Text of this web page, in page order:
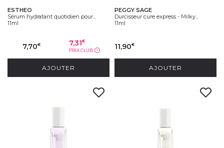
ESTHEO
Sérum hydratant quotidien pour...
11ml
7,70€ 7,31€
PRIX CLUB ?
AJOUTER
PEGGY SAGE
Durcisseur cure express - Milky...
11ml
11,90€
AJOUTER